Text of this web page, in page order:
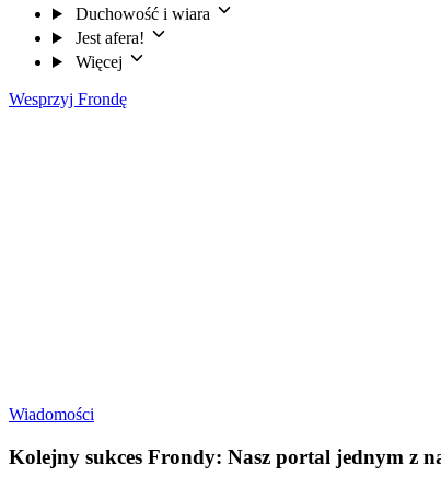
Duchowość i wiara
Jest afera!
Więcej
Wesprzyj Frondę
Wiadomości
Kolejny sukces Frondy: Nasz portal jednym z